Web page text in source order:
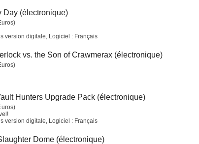
Day (électronique)
version digitale, Logiciel : Français
vs. the Son of Crawmerax (électronique)
Hunters Upgrade Pack (électronique)
version digitale, Logiciel : Français
Dome (électronique)